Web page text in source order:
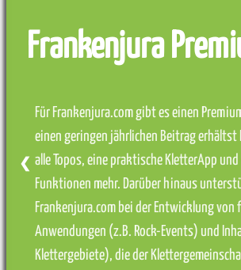
Frankenjura
Für Frankenjura.com gibt es einen
einen geringen jährlichen Beitrag erhältst
alle Topos, eine praktische KletterApp und
Funktionen mehr. Darüber hinaus
Frankenjura.com bei der Entwicklung von
Anwendungen (z.B. Rock-Events) und
Klettergebiete), die der
❮